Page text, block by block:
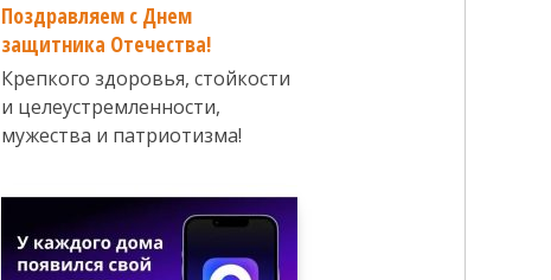
Поздравляем с Днем
защитника Отечества!
Крепкого здоровья, стойкости
и целеустремленности,
мужества и патриотизма!